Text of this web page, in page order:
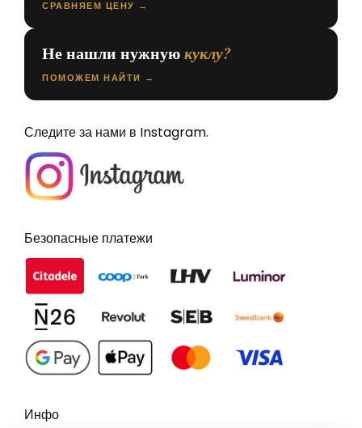
СРАВНЯЕМ ЦЕНУ →
Не нашли нужнуюкуклу?
ПОМОЖЕМ НАЙТИ →
Следите за нами в Instagram.
Безопасные платежи
Инфо